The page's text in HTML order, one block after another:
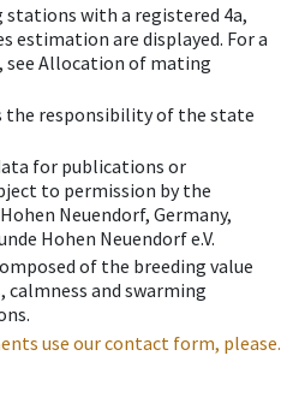
with a registered 4a,
estimation are displayed. For a
Allocation of mating
the responsibility of the state
for publications or
to permission by the
Neuendorf, Germany,
Hohen Neuendorf e.V.
of the breeding value
calmness and swarming
use our contact form, please.